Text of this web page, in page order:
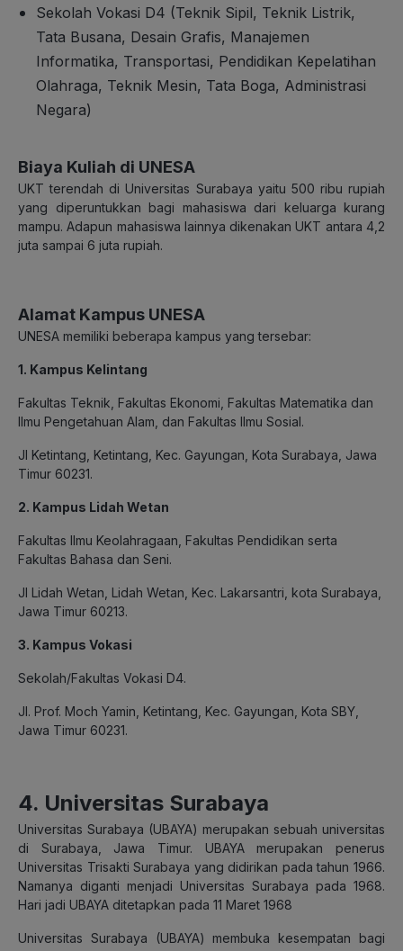
Sekolah Vokasi D4 (Teknik Sipil, Teknik Listrik,
Tata Busana, Desain Grafis, Manajemen
Informatika, Transportasi, Pendidikan Kepelatihan
Olahraga, Teknik Mesin, Tata Boga, Administrasi
Negara)
Biaya Kuliah di UNESA
UKT terendah di Universitas Surabaya yaitu 500 ribu rupiah
yang diperuntukkan bagi mahasiswa dari keluarga kurang
mampu. Adapun mahasiswa lainnya dikenakan UKT antara 4,2
juta sampai 6 juta rupiah.
Alamat Kampus UNESA
UNESA memiliki beberapa kampus yang tersebar:
1. Kampus Kelintang
Fakultas Teknik, Fakultas Ekonomi, Fakultas Matematika dan
Ilmu Pengetahuan Alam, dan Fakultas Ilmu Sosial.
Jl Ketintang, Ketintang, Kec. Gayungan, Kota Surabaya, Jawa
Timur 60231.
2. Kampus Lidah Wetan
Fakultas Ilmu Keolahragaan, Fakultas Pendidikan serta
Fakultas Bahasa dan Seni.
Jl Lidah Wetan, Lidah Wetan, Kec. Lakarsantri, kota Surabaya,
Jawa Timur 60213.
3. Kampus Vokasi
Sekolah/Fakultas Vokasi D4.
Jl. Prof. Moch Yamin, Ketintang, Kec. Gayungan, Kota SBY,
Jawa Timur 60231.
4. Universitas Surabaya
Universitas Surabaya (UBAYA) merupakan sebuah universitas
di Surabaya, Jawa Timur. UBAYA merupakan penerus
Universitas Trisakti Surabaya yang didirikan pada tahun 1966.
Namanya diganti menjadi Universitas Surabaya pada 1968.
Hari jadi UBAYA ditetapkan pada 11 Maret 1968
Universitas Surabaya (UBAYA) membuka kesempatan bagi